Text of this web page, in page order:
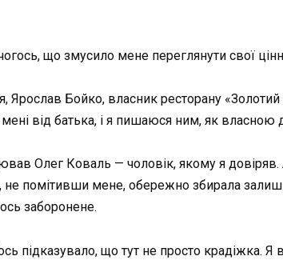
що змусило мене переглянути свої
Ярослав Бойко, власник ресторану
мені від батька, і я пишаюся ним, як
Олег Коваль — чоловік, якому я довіряв.
помітивши мене, обережно збирала
заборонене.
підказувало, що тут не просто крадіжка. Я